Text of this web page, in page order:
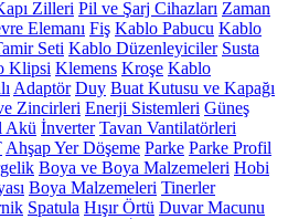
Zilleri Pil ve Şarj Cihazları Zaman
Elemanı Fiş Kablo Pabucu Kablo
Seti Kablo Düzenleyiciler Susta
Klipsi Klemens Kroşe Kablo
Adaptör Duy Buat Kutusu ve Kapağı
Zincirleri Enerji Sistemleri Güneş
Akü İnverter Tavan Vantilatörleri
Ahşap Yer Döşeme Parke Parke Profil
Boya ve Boya Malzemeleri Hobi
Boya Malzemeleri Tinerler
Spatula Hışır Örtü Duvar Macunu